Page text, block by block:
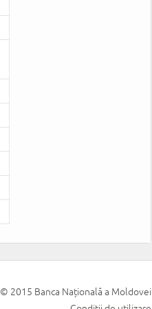
© 2015 Banca Națională a Moldovei